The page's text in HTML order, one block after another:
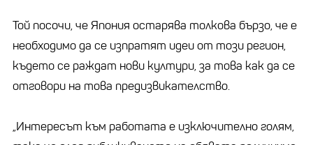
Той посочи, че Япония остарява толкова бързо, че е
необходимо да се изпратят идеи от този регион,
където се раждат нови култури, за това как да се
отговори на това предизвикателство.
„Интересът към работата е изключително голям,